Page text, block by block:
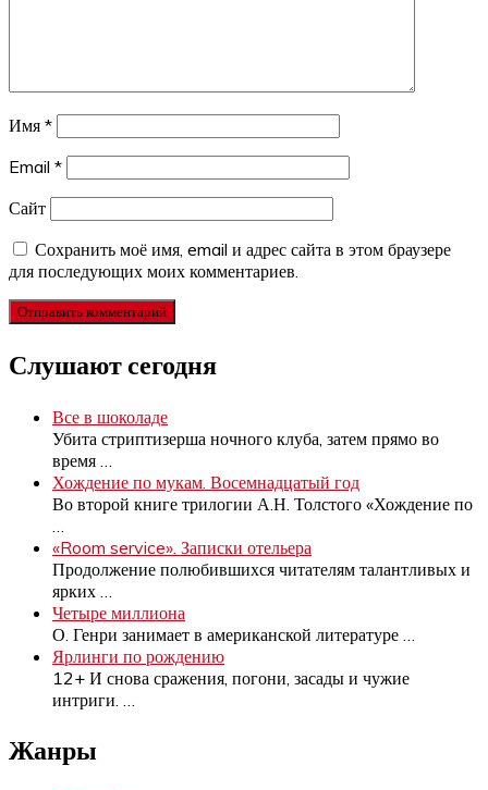
Имя *
Email *
Сайт
Сохранить моё имя, email и адрес сайта в этом браузере
для последующих моих комментариев.
Слушают сегодня
Все в шоколаде
Убита стриптизерша ночного клуба, затем прямо во
время
Хождение по мукам. Восемнадцатый год
Во второй книге трилогии А.Н. Толстого «Хождение по
«Room service». Записки отельера
Продолжение полюбившихся читателям талантливых и
ярких
Четыре миллиона
О. Генри занимает в американской литературе
Ярлинги по рождению
12+ И снова сражения, погони, засады и чужие
интриги.
Жанры